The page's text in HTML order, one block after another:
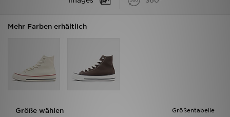
Mehr Farben erhältlich
Größentabelle
Größe wählen
Geschenkgutschein
Studenten
Blog